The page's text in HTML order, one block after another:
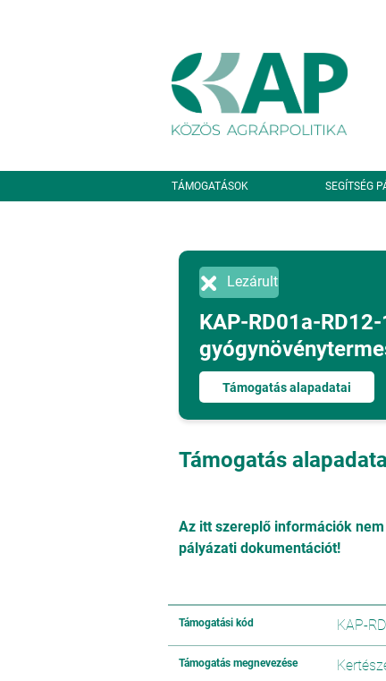
Másodlagos navigáció
TÁMOGATÁSOK SEGÍTSÉG
Lezárult
KAP-RD01a-
Támogatás alapadatai
Támogatás
Az itt szereplő információk
pályázati dokumentációt!
Támogatási kód KAP-
Támogatás megnevezése